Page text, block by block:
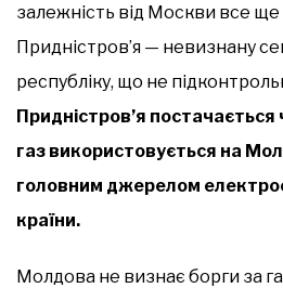
залежність від Москви все ще
Придністров’я — невизнану
республіку, що не
Придністров’я постачається
газ використовується на
головним джерелом
країни.
Молдова не визнає борги за